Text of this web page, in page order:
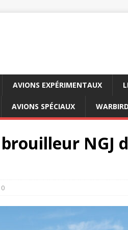
AVIONS EXPÉRIMENTAUX
AVIONS SPÉCIAUX
NGJ
0